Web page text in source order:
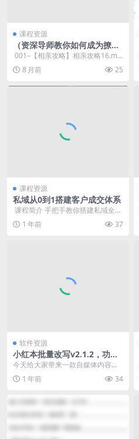
课程资源
（资深导师教你如何成为撩妹
高手）256集全
​ 001–【相亲攻略】相亲攻略16.mp
4002–【相亲攻略】相亲攻略15.
m...8 月前 25
课程资源
私域从0到1搭建客户成交体系
​ 课程简介 手把手教你搭建私域全链
路成交体系！ 从流量精准导入、人
设 IP 打...
1 年前 37
软件资源
小红本批量改写v2.1.2，功能
强大的自媒体内容二创工具箱
今天给大家带来一款自媒体内容创
作的利器，非常适合需要进行内容
二创的小伙伴使用。这...
1 年前 34